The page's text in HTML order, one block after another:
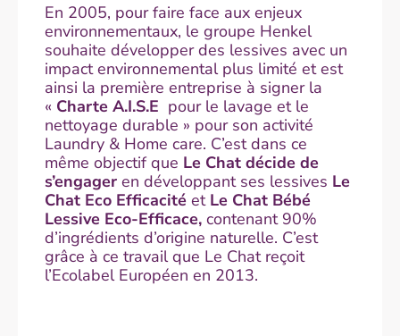
En 2005, pour faire face aux enjeux
environnementaux, le groupe Henkel
souhaite développer des lessives avec un
impact environnemental plus limité et est
ainsi la première entreprise à signer la
« Charte A.I.S.E pour le lavage et le
nettoyage durable » pour son activité
Laundry & Home care. C’est dans ce
même objectif que Le Chat décide de
s’engager en développant ses lessives Le
Chat Eco Efficacité etLe Chat Bébé
Lessive Eco-Efficace, contenant 90%
d’ingrédients d’origine naturelle. C’est
grâce à ce travail que Le Chat reçoit
l’Ecolabel Européen en 2013.